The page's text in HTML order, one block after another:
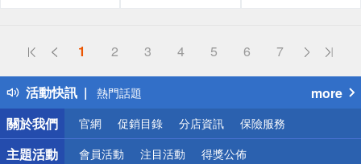
1 2 3 4 5 6 7
活動快訊
詐騙網頁！請小心！
得獎公告
熱門話題
銀行優惠
偏遠地區配送
詐騙網頁！請小心！
more
關於我們
官網 促銷目錄 分店資訊 保險服務
主題活動 會員活動 注目活動 得獎公佈